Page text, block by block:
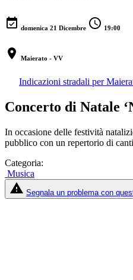
event_available domenica 21 Dicembre schedule 19:00
location_on Maierato - VV
Indicazioni stradali per
Concerto di Natale
In occasione delle festività
pubblico con un repertorio di
Categoria:
Musica
report_problem Segnala un problema con